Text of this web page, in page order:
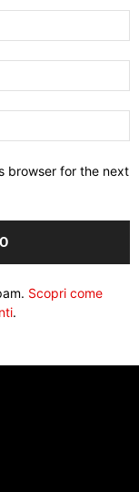
browser for the next
Scopri come
.